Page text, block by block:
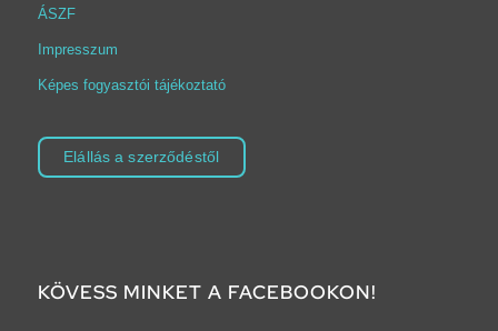
ÁSZF
Impresszum
Képes fogyasztói tájékoztató
Elállás a szerződéstől
KÖVESS MINKET A FACEBOOKON!